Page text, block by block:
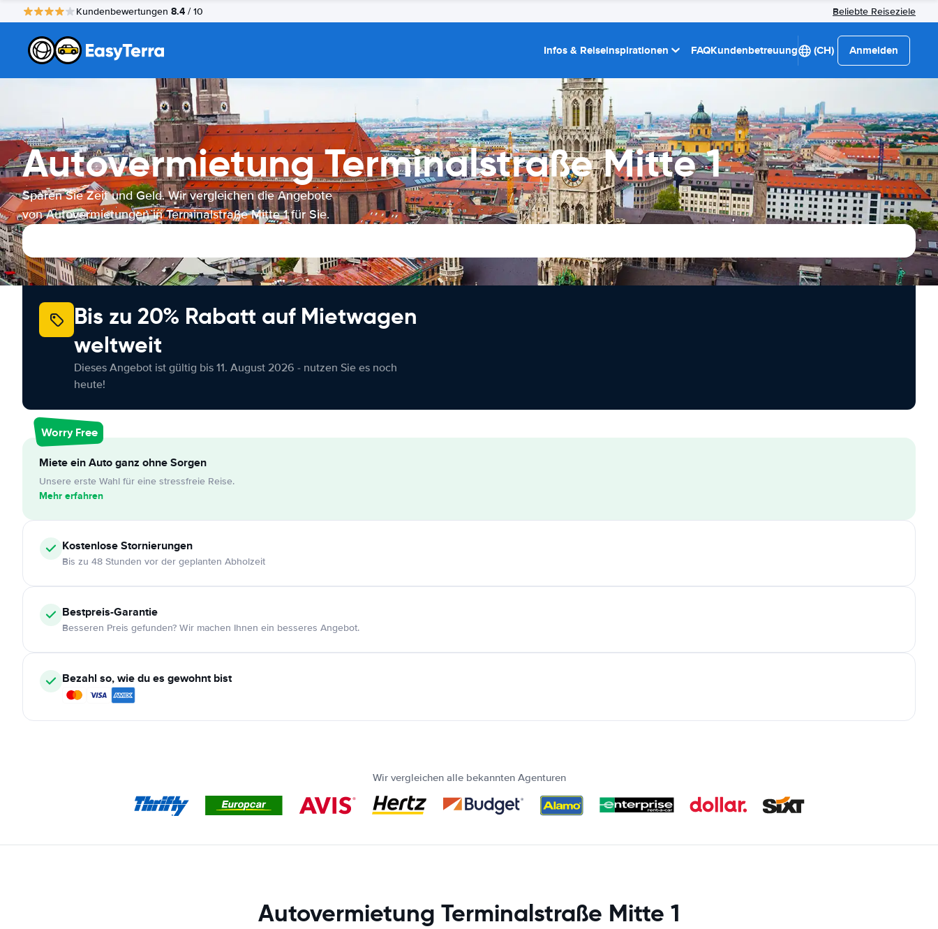
Kundenbewertungen 8.4 / 10 Beliebte Reiseziele
Infos & Reiseinspirationen FAQKundenbetreuung (CH) Anmelden
Autovermietung Terminalstraße Mitte 1
Sparen Sie Zeit und Geld. Wir vergleichen die Angebote
von Autovermietungen in Terminalstraße Mitte 1 für Sie.
Bis zu 20% Rabatt auf Mietwagen
weltweit
Dieses Angebot ist gültig bis 11. August 2026 - nutzen Sie es noch
heute!
Worry Free
Miete ein Auto ganz ohne Sorgen
Unsere erste Wahl für eine stressfreie Reise.
Mehr erfahren
KostenloseStornierungen
Bis zu 48 Stunden vor der geplanten Abholzeit
Bestpreis-Garantie
Besseren Preis gefunden? Wir machen Ihnen ein besseres Angebot.
Bezahl so, wie du es gewohnt bist
Wir vergleichen alle bekannten Agenturen
Autovermietung Terminalstraße Mitte 1